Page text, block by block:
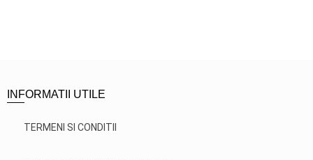
INFORMATII UTILE
TERMENI SI CONDITII